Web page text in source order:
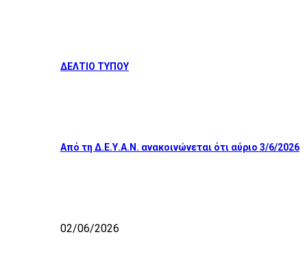
ΔΕΛΤΙΟ ΤΥΠΟΥ
Από τη Δ.Ε.Υ.Α.Ν. ανακοινώνεται ότι αύριο 3/6/2026
02/06/2026